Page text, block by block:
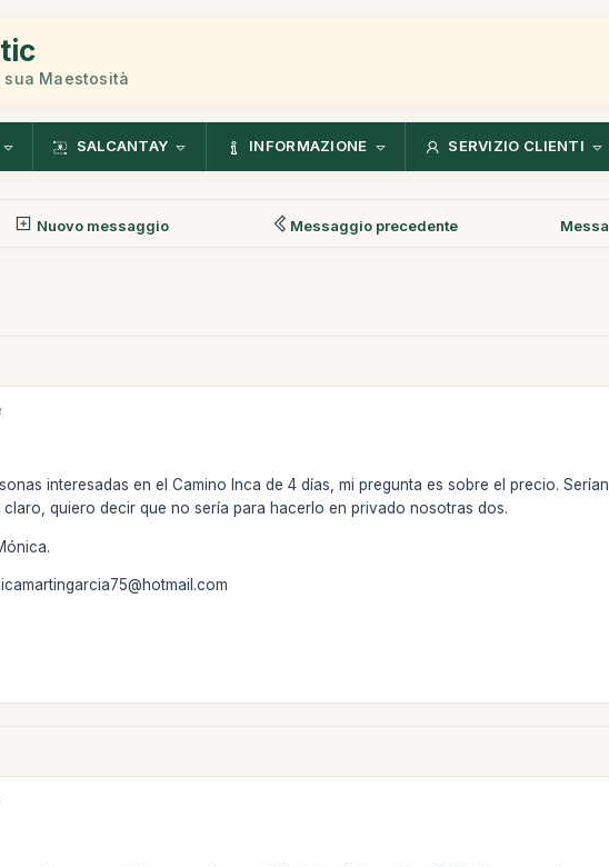
Maestosità
SALCANTAY INFORMAZIONE SERVIZIO CLIENTI
Nuovo messaggio Messaggio precedente
interesadas en el Camino Inca de 4 días, mi pregunta es sobre el precio.
quiero decir que no sería para hacerlo en privado nosotras dos.